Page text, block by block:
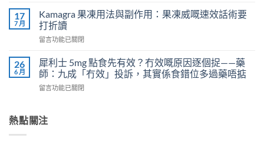
不
孕
嗎？
實
證
告
真
相，
利
士
怎
3
位
網
實
體
威
壯
（伐
地
非）
效
果、
服
印
17
7 月
Kamagra 果凍用法與副作用：果凍威嘅速效話術要
打折讀
在
果
凍
用
法
作
留言功能已關閉
26
6 月
犀利士 5mg 點食先有效？冇效嘅原因逐個捉——藥
師：九成「冇效」投訴，其實係食錯位多過藥唔掂
在
士
5mg
留言功能已關閉
熱點關注